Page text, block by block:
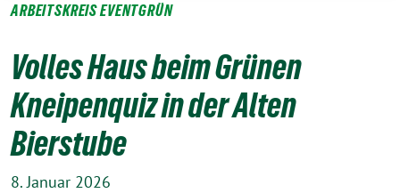
ARBEITSKREIS EVENTGRÜN
Volles Haus beim Grünen
Kneipenquiz in der Alten
Bierstube
8. Januar 2026